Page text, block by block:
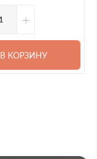
+
В КОРЗИНУ